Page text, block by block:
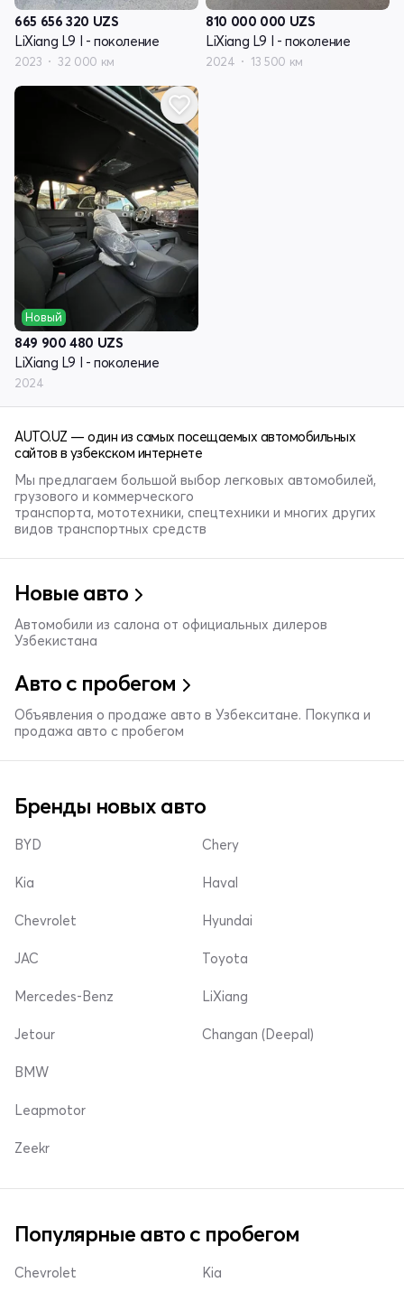
665 656 320 UZS
LiXiang L9 I - поколение
2023 32 000 км
810 000 000 UZS
LiXiang L9 I - поколение
2024 13 500 км
Новый
849 900 480 UZS
LiXiang L9 I - поколение
2024
AUTO.UZ — один из самых посещаемых автомобильных
сайтов в узбекском интернете
Мы предлагаем большой выбор легковых автомобилей,
грузового и коммерческого
транспорта, мототехники, спецтехники и многих других
видов транспортных средств
Новые авто
Автомобили из салона от официальных дилеров
Узбекистана
Авто с пробегом
Объявления о продаже авто в Узбекситане. Покупка и
продажа авто с пробегом
Бренды новых авто
BYD
Kia
Chevrolet
Chery
Haval
Hyundai
JAC
Mercedes-Benz
Jetour
Toyota
LiXiang
Changan (Deepal)
BMW
Leapmotor
Zeekr
Популярные авто с пробегом
Chevrolet Kia